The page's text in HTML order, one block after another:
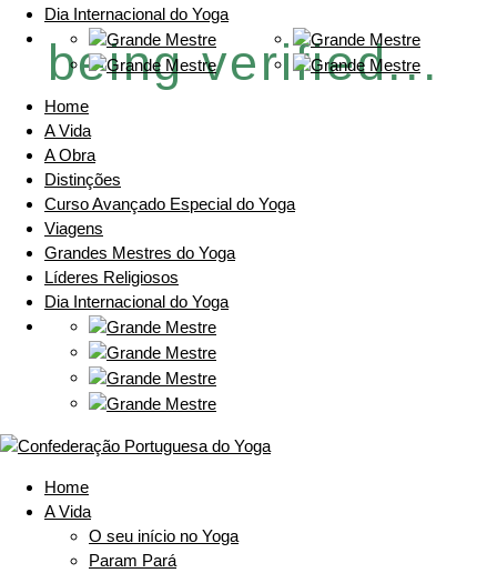
being verified...
Dia Internacional do Yoga
Home
A Vida
A Obra
Distinções
Curso Avançado Especial do Yoga
Viagens
Grandes Mestres do Yoga
Líderes Religiosos
Dia Internacional do Yoga
Home
A Vida
O seu início no Yoga
Param Pará